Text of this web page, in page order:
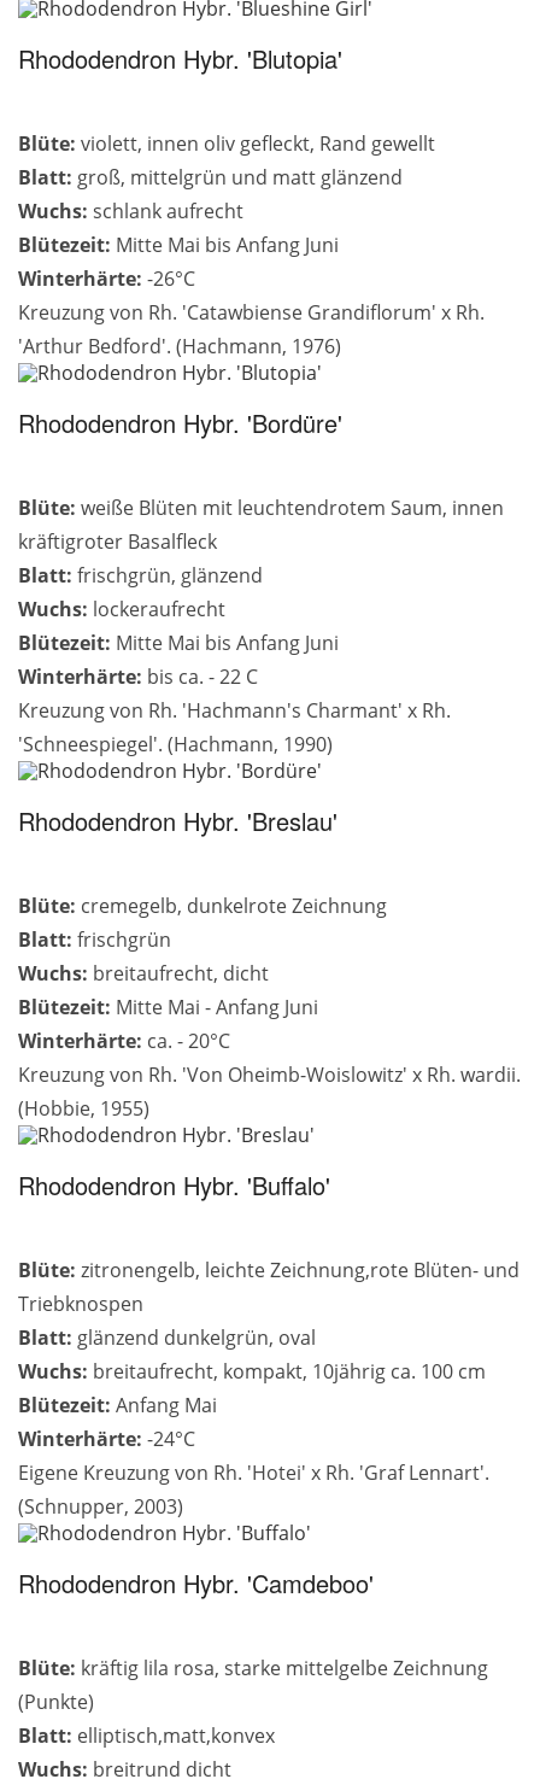
Rhododendron Hybr. 'Blutopia'
Blüte: violett, innen oliv gefleckt, Rand gewellt
Blatt: groß, mittelgrün und matt glänzend
Wuchs: schlank aufrecht
Blütezeit: Mitte Mai bis Anfang Juni
Winterhärte: -26°C
Kreuzung von Rh. 'Catawbiense Grandiflorum' x Rh.
'Arthur Bedford'. (Hachmann, 1976)
Rhododendron Hybr. 'Bordüre'
Blüte: weiße Blüten mit leuchtendrotem Saum, innen
kräftigroter Basalfleck
Blatt: frischgrün, glänzend
Wuchs: lockeraufrecht
Blütezeit: Mitte Mai bis Anfang Juni
Winterhärte: bis ca. - 22 C
Kreuzung von Rh. 'Hachmann's Charmant' x Rh.
'Schneespiegel'. (Hachmann, 1990)
Rhododendron Hybr. 'Breslau'
Blüte: cremegelb, dunkelrote Zeichnung
Blatt: frischgrün
Wuchs: breitaufrecht, dicht
Blütezeit: Mitte Mai - Anfang Juni
Winterhärte: ca. - 20°C
Kreuzung von Rh. 'Von Oheimb-Woislowitz' x Rh. wardii.
(Hobbie, 1955)
Rhododendron Hybr. 'Buffalo'
Blüte: zitronengelb, leichte Zeichnung,rote Blüten- und
Triebknospen
Blatt: glänzend dunkelgrün, oval
Wuchs: breitaufrecht, kompakt, 10jährig ca. 100 cm
Blütezeit: Anfang Mai
Winterhärte: -24°C
Eigene Kreuzung von Rh. 'Hotei' x Rh. 'Graf Lennart'.
(Schnupper, 2003)
Rhododendron Hybr. 'Camdeboo'
Blüte: kräftig lila rosa, starke mittelgelbe Zeichnung
(Punkte)
Blatt: elliptisch,matt,konvex
Wuchs: breitrund dicht